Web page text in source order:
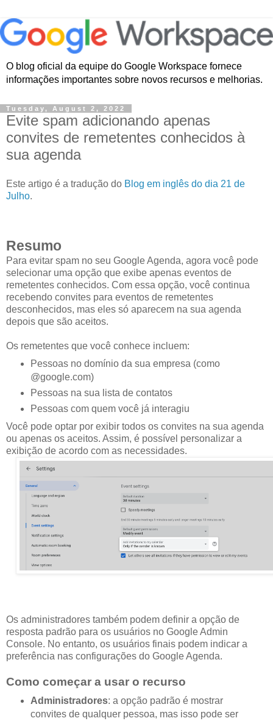
O blog oficial da equipe do Google Workspace fornece
informações importantes sobre novos recursos e melhorias.
Tuesday, August 2, 2022
Evite spam adicionando apenas
convites de remetentes conhecidos à
sua agenda
Este artigo é a tradução do Blog em inglês do dia 21 de
Julho.
Resumo
Para evitar spam no seu Google Agenda, agora você pode
selecionar uma opção que exibe apenas eventos de
remetentes conhecidos. Com essa opção, você continua
recebendo convites para eventos de remetentes
desconhecidos, mas eles só aparecem na sua agenda
depois que são aceitos.
Os remetentes que você conhece incluem:
Pessoas no domínio da sua empresa (como
@google.com)
Pessoas na sua lista de contatos
Pessoas com quem você já interagiu
Você pode optar por exibir todos os convites na sua agenda
ou apenas os aceitos. Assim, é possível personalizar a
exibição de acordo com as necessidades.
Os administradores também podem definir a opção de
resposta padrão para os usuários no Google Admin
Console. No entanto, os usuários finais podem indicar a
preferência nas configurações do Google Agenda.
Como começar a usar o recurso
Administradores: a opção padrão é mostrar
convites de qualquer pessoa, mas isso pode ser